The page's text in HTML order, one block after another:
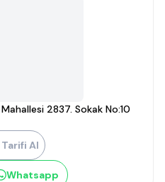
2837. Sokak No:10
Tarifi Al
Whatsapp